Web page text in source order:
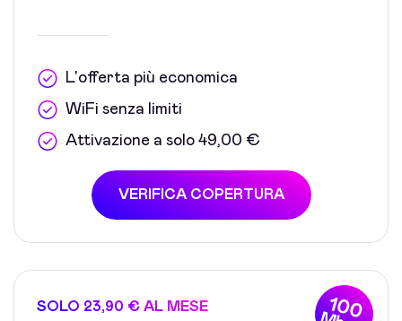
L'offerta più economica
WiFi senza limiti
Attivazione a solo 49,00 €
VERIFICA COPERTURA
100
SOLO 23,90 € AL MESE